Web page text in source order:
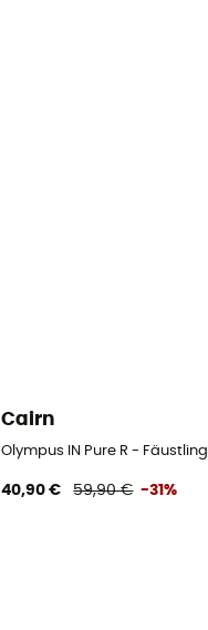
Cairn
Olympus IN Pure R -
40,90 € 59,90 € -31%